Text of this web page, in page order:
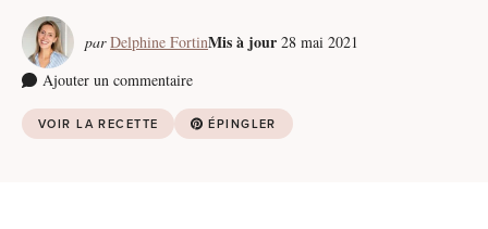
par Delphine FortinMis à jour 28 mai 2021
Ajouter un commentaire
VOIR LA RECETTE ÉPINGLER